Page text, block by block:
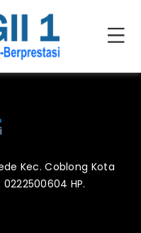
Kec. Coblong Kota
HP.